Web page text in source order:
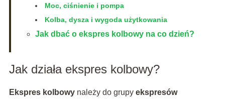
Moc, ciśnienie i pompa
Kolba, dysza i wygoda użytkowania
Jak dbać o ekspres kolbowy na co dzień?
Jak działa ekspres kolbowy?
Ekspres kolbowynależy do grupy ekspresów